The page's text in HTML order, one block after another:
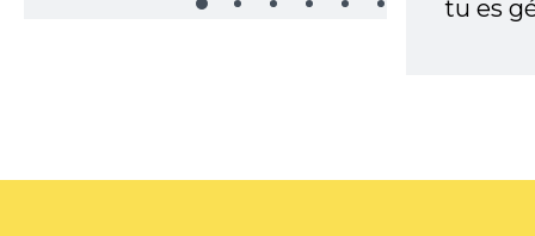
tu es